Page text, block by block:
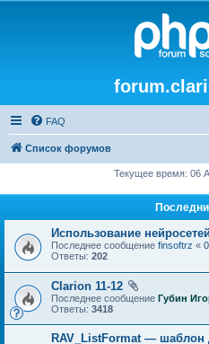
FAQ
Список форумов
Текущее время: 06
Использование
Последнее сообщение finsoftrz «
Ответы: 202
Clarion 11-12
Последнее сообщение Губин
Ответы: 3418
RAV_ListFormat — шаблон